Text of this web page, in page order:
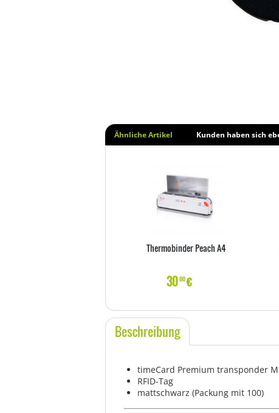
Ähnliche Artikel Kunden haben sich
Thermobinder Peach A4
3000€
Beschreibung
timeCard Premium transponder
RFID-Tag
mattschwarz (Packung mit 100)